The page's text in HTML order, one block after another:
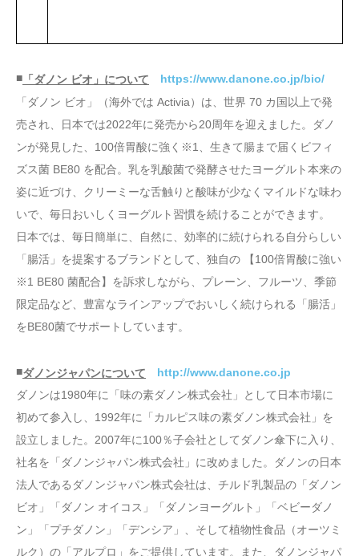
■ 「ダノン ビオ」について
https://www.danone.co.jp/bio/
「ダノン ビオ」（海外では Activia）は、世界 70 カ国以上で発
売され、日本では2022年に発売から20周年を迎えました。ダノ
ンが発見した、100倍胃酸に強く※1、生きて腸まで届くビフィ
ズス菌 BE80 を配合。乳を乳酸菌で発酵させたヨーグルト本来の
姿に近づけ、クリーミーな舌触りと酸味が少なくマイルドな味わ
いで、毎日おいしくヨーグルト習慣を続けることができます。
日本では、毎日簡単に、自然に、効率的に続けられる自分らしい
「腸活」を提案するブランドとして、独自の 【100倍胃酸に強い
※1 BE80 菌配合】を訴求しながら、プレーン、フルーツ、季節
限定品など、豊富なラインアップでおいしく続けられる「腸活」
をBE80菌でサポートしています。
■ダノンジャパンについて
http://www.danone.co.jp
ダノンは1980年に「味の素ダノン株式会社」として日本市場に
初めて参入し、1992年に「カルピス味の素ダノン株式会社」を
設立しました。2007年に100％子会社としてダノン傘下に入り、
社名を「ダノンジャパン株式会社」に改めました。ダノンの日本
法人であるダノンジャパン株式会社は、チルド乳製品の「ダノン
ビオ」「ダノン オイコス」「ダノンヨーグルト」「ベビーダノ
ン」「プチダノン」「デンシア」、そして植物性食品（オーツミ
ルク）の「アルプロ」をご提供しています。また、ダノンジャパ